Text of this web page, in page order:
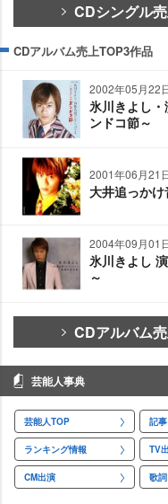
CDシングル
CDアルバム売上TOP3作品
2002年05月22
氷川きよし
ンドコ節～
2001年06月21
大井追っか
2004年09月01
氷川きよし
～
CDアルバム
芸能人事典
芸能人TOP 記事
ランキング情報 TV
CM出演 歌詞